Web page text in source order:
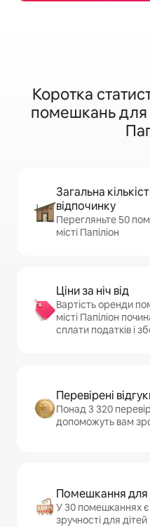
Коротка
помешкань для
Загальна
відпочинку
Перегляньте 50
місті Папіліон
Ціни за ніч від
Вартість оренди
місті Папіліон
сплати податків і
Перевірені
Понад 3 320
допоможуть вам
Помешкання для
У 30 помешканнях є
зручності для дітей